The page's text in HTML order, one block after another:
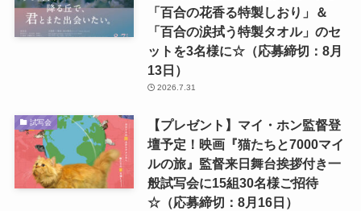
「百合の花香る特製しおり」＆
「百合の涙拭う特製タオル」のセ
ットを3名様に☆（応募締切：8月
13日）
2026.7.31
試写会
【プレゼント】マイ・ホン監督登
壇予定！映画『猫たちと7000マイ
ルの旅』監督来日舞台挨拶付き一
般試写会に15組30名様ご招待
☆（応募締切：8月16日）